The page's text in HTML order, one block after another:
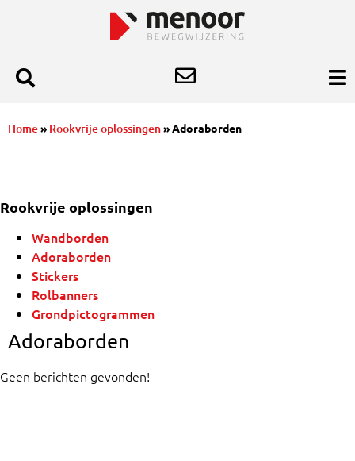
Home» Rookvrije oplossingen» Adoraborden
Rookvrije oplossingen
Wandborden
Adoraborden
Stickers
Rolbanners
Grondpictogrammen
Adoraborden
Geen berichten gevonden!